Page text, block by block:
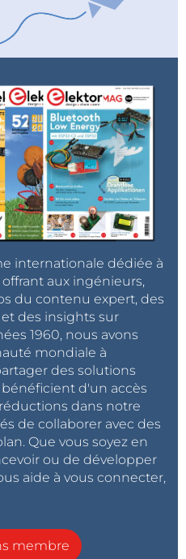
internationale dédiée à
aux ingénieurs,
du contenu expert, des
des insights sur
1960, nous avons
mondiale à
des solutions
d'un accès
dans notre
de collaborer avec des
Que vous soyez en
ou de développer
aide à vous connecter,
membre